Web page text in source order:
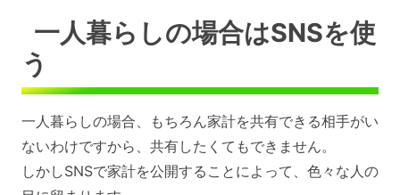
一人暮らしの場合はSNSを使
う
一人暮らしの場合、もちろん家計を共有できる相手がい
ないわけですから、共有したくてもできません。
しかしSNSで家計を公開することによって、色々な人の